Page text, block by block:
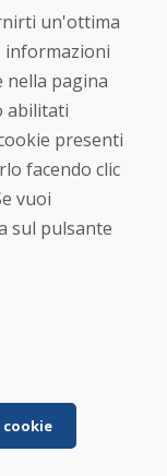
entro 5
...
un'ottima
informazioni
pagina
abilitati
presenti
facendo clic
vuoi
sul pulsante